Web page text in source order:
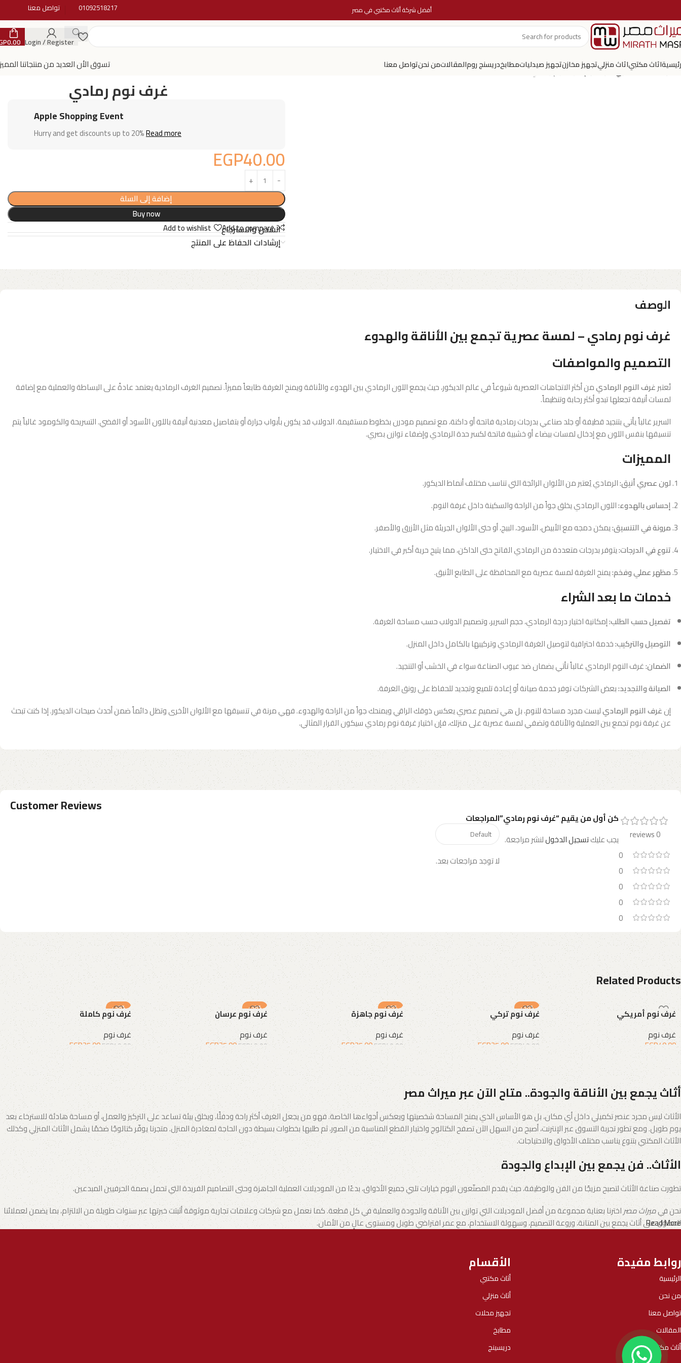
أفضل شركة أثاث مكتبي في مصر 01092518217 تواصل معنا
Login / Register
0.00
اثاث مكتبياثاث منزليتجهيز مخازنتجهيز صيدلياتمطابخدريسنج رومالمقالاتمن نحنتواصل معنا تسوق الأن العديد من منتجاتنا الرئيسية اثاث منزلي غرف نوم غرف نوم رمادي
غرف نوم رمادي
Apple Shopping Event
Hurry and get discounts up to 20%Read more
EGP40.00
إضافة إلى السلة
Buy now
Add to compare
Add to wishlist
الشحن والاسترجاع
إرشادات الحفاظ على المنتج
الوصف
غرف نوم رمادي – لمسة عصرية تجمع بين الأناقة والهدوء
التصميم والمواصفات
تُعتبرغرف النوم الرماديمن أكثر الاتجاهات العصرية شيوعاً في عالم الديكور، حيث يجمع اللون الرمادي بين الهدوء والأناقة ويمنح الغرفة طابعاً مميزاً. تصميم الغرف الرمادية يعتمد عادةً على البساطة والعملية مع إضافة
لمسات أنيقة تجعلها تبدو أكثر رحابة وتنظيماً.
السرير غالباً يأتي بتنجيد قطيفة أو جلد صناعي بدرجات رمادية فاتحة أو داكنة، مع تصميم مودرن بخطوط مستقيمة. الدولاب قد يكون بأبواب جرارة أو بتفاصيل معدنية أنيقة باللون الأسود أو الفضي. التسريحة والكومود غالباً يتم
تنسيقها بنفس اللون مع إدخال لمسات بيضاء أو خشبية فاتحة لكسر حدة الرمادي وإضفاء توازن بصري.
المميزات
لون عصري أنيق:الرمادي يُعتبر من الألوان الرائجة التي تناسب مختلف أنماط الديكور.
إحساس بالهدوء:اللون الرمادي يخلق جواً من الراحة والسكينة داخل غرفة النوم.
مرونة في التنسيق:يمكن دمجه مع الأبيض، الأسود، البيج، أو حتى الألوان الجريئة مثل الأزرق والأصفر.
تنوع في الدرجات:يتوفر بدرجات متعددة من الرمادي الفاتح حتى الداكن، مما يتيح حرية أكبر في الاختيار.
مظهر عملي وفخم:يمنح الغرفة لمسة عصرية مع المحافظة على الطابع الأنيق.
خدمات ما بعد الشراء
تفصيل حسب الطلب:إمكانية اختيار درجة الرمادي، حجم السرير، وتصميم الدولاب حسب مساحة الغرفة.
التوصيل والتركيب:خدمة احترافية لتوصيل الغرفة الرمادي وتركيبها بالكامل داخل المنزل.
الضمان:غرف النوم الرمادي غالباً تأتي بضمان ضد عيوب الصناعة سواء في الخشب أو التنجيد.
الصيانة والتجديد:بعض الشركات توفر خدمة صيانة أو إعادة تلميع وتجديد للحفاظ على رونق الغرفة.
إنغرف النوم الرماديليست مجرد مساحة للنوم، بل هي تصميم عصري يعكس ذوقك الراقي ويمنحك جواً من الراحة والهدوء. فهي مرنة في تنسيقها مع الألوان الأخرى وتظل دائماً ضمن أحدث صيحات الديكور. إذا كنت تبحث
عن غرفة نوم تجمع بين العملية والأناقة وتضفي لمسة عصرية على منزلك، فإن اختيار غرفة نوم رمادي سيكون القرار المثالي.
Customer Reviews
0 reviews
0
0
0
0
0
المراجعات
لا توجد مراجعات بعد.
كن أول من يقيم “غرف نوم رمادي”
يجب عليكتسجيل الدخوللنشر مراجعة.
Related Products
غرف نوم أمريكي
غرف نوم
EGP40.00
إضافة إلى السلة
-38%
غرف نوم تركي
غرف نوم
EGP40.00
EGP25.00
إضافة إلى السلة
-38%
غرف نوم جاهزة
غرف نوم
EGP40.00
EGP25.00
إضافة إلى السلة
-38%
غرف نوم عرسان
غرف نوم
EGP40.00
EGP25.00
إضافة إلى السلة
-38%
غرف نوم كاملة
غرف نوم
EGP40.00
EGP25.00
إضافة إلى السلة
أثاث يجمع بين الأناقة والجودة.. متاح الآن عبر ميراث مصر
الأثاث ليس مجرد عنصر تكميلي داخل أي مكان، بل هو الأساس الذي يمنح المساحة شخصيتها ويعكس أجواءها الخاصة. فهو من يجعل الغرف أكثر راحة ودفئًا، ويخلق بيئة تساعد على التركيز والعمل، أو مساحة هادئة للاسترخاء بعد
يوم طويل. ومع تطور تجربة التسوق عبر الإنترنت، أصبح من السهل الآن تصفح الكتالوج واختيار القطع المناسبة من الصور، ثم طلبها بخطوات بسيطة دون الحاجة لمغادرة المنزل. متجرنا يوفّر كتالوجًا ضخمًا يشمل الأثاث المنزلي وكذلك
الأثاث المكتبي بتنوع يناسب مختلف الأذواق والاحتياجات.
الأثاث.. فن يجمع بين الإبداع والجودة
تطورت صناعة الأثاث لتصبح مزيجًا من الفن والوظيفة، حيث يقدم المصنّعون اليوم خيارات تلبي جميع الأذواق، بدءًا من الموديلات العملية الجاهزة وحتى التصاميم الفريدة التي تحمل بصمة الحرفيين المبدعين.
نحن فيميراث مصراخترنا بعناية مجموعة من أفضل الموديلات التي توازن بين الأناقة والجودة والعملية في كل قطعة. كما نعمل مع شركات وعلامات تجارية موثوقة أثبتت خبرتها عبر سنوات طويلة من الالتزام، بما يضمن لعملائنا
الحصول على أثاث يجمع بين المتانة، وروعة التصميم، وسهولة الاستخدام، مع عمر افتراضي طويل ومستوى عالٍ من الأمان.
Read More
روابط مفيدة
الرئيسية
من نحن
تواصل معنا
المقالات
أثاث مكتبي
الأقسام
أثاث مكتبي
أثاث منزلي
تجهيز محلات
مطابخ
دريسينج